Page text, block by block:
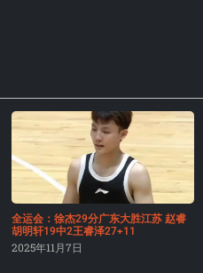
全运会：徐杰29分广东大胜江苏 赵睿
胡明轩19中2王睿泽27+11
2025年11月7日